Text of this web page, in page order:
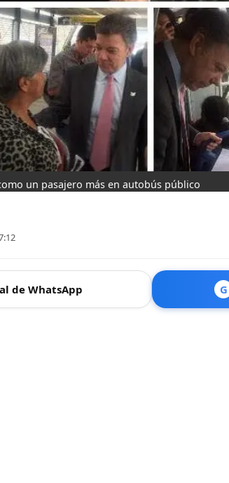
un pasajero más en autobús público
de WhatsApp G